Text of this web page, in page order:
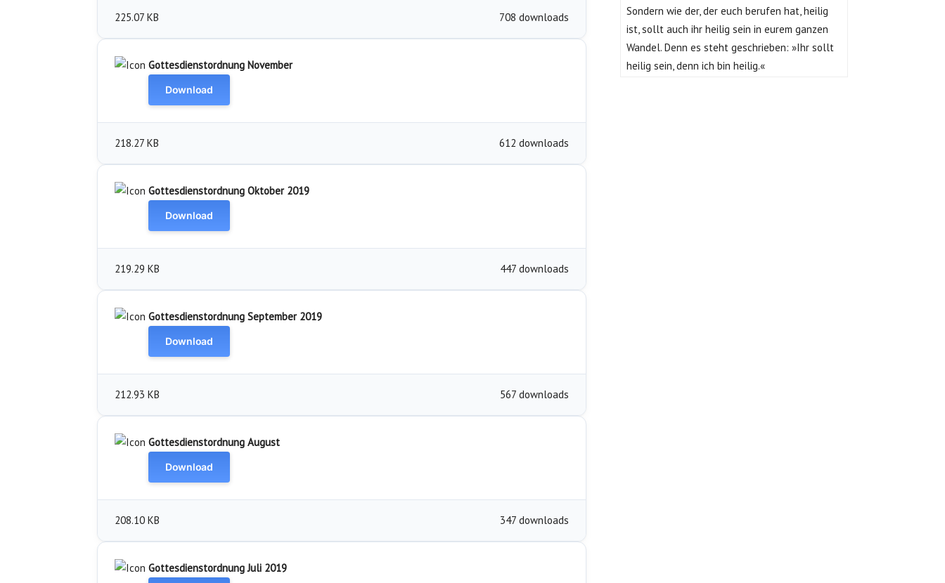
708 downloads
225.07 KB
Gottesdienstordnung November
Download
612 downloads
218.27 KB
Gottesdienstordnung Oktober 2019
Download
447 downloads
219.29 KB
Gottesdienstordnung September 2019
Download
567 downloads
212.93 KB
Gottesdienstordnung August
Download
347 downloads
208.10 KB
Gottesdienstordnung Juli 2019
Sondern wie der, der euch berufen hat, heilig
ist, sollt auch ihr heilig sein in eurem ganzen
Wandel. Denn es steht geschrieben: »Ihr sollt
heilig sein, denn ich bin heilig.«